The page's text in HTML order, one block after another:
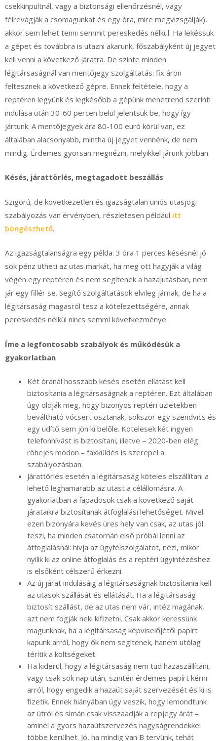
csekkinpultnál, vagy a biztonsági ellenőrzésnél, vagy
félrevágják a csomagunkat és egy óra, mire megvizsgálják),
akkor sem lehet tenni semmit pereskedés nélkül. Ha lekéssük
a gépet és továbbra is utazni akarunk, főszabályként új jegyet
kell venni a következő járatra. De szinte minden
légitársaságnál van mentőjegy szolgáltatás: fix áron
feltesznek a következő gépre. Ennek feltétele, hogy a
reptéren legyünk és legkésőbb a gépünk menetrend szerinti
indulása után 30-60 percen belül jelentsük be, hogy így
jártunk. A mentőjegyek ára 80-100 euró körül van, ez
általában alacsonyabb, mintha új jegyet vennénk, de nem
mindig. Érdemes gyorsan megnézni, melyikkel járunk jobban.
Késés, járattörlés, megtagadott beszállás
Szigorú, de következetlen és igazságtalan uniós utasjogi
szabályozás van érvényben, részletesen például itt
böngészhető.
Az igazságtalanságra egy példa: 3 óra 1 perces késésnél jó
sok pénz ütheti az utas markát, ha meg ott hagyják a világ
végén egy reptéren és nem segítenek a hazajutásban, nem
jár egy fillér se. Segítő szolgáltatások elvileg járnak, de ha a
légitársaság magasról tesz a kötelezettségére, annak
pereskedés nélkül nincs semmi következménye.
Íme a legfontosabb szabályok és működésük a
gyakorlatban
Két óránál hosszabb késés esetén ellátást kell
biztosítania a légitársaságnak a reptéren. Ezt általában
úgy oldják meg, hogy bizonyos reptéri üzletekben
beváltható vócsert osztanak, sokszor egy szendvics és
egy üdítő sem jön ki belőle. Kötelesek két ingyen
telefonhívást is biztosítani, illetve – 2020-ben elég
röhejes módon – faxküldés is szerepel a
szabályozásban.
Járattörlés esetén a légitársaság köteles elszállítani a
lehető leghamarabb az utast a célállomásra. A
gyakorlatban a fapadosok csak a következő saját
járataikra biztosítanak átfoglalási lehetőséget. Mivel
ezen bizonyára kevés üres hely van csak, az utas jól
teszi, ha minden csatornán első próbál lenni az
átfoglalásnál: hívja az ügyfélszolgálatot, nézi, mikor
nyílik ki az online átfoglalás és a reptéri ügyintézéshez
is elsőként célszerű érkezni.
Az új járat indulásáig a légitársaságnak biztosítania kell
az utasok szállását és ellátását. Ha a légitársaság
biztosít szállást, de az utas nem vár, intéz magának,
azt nem fogják neki kifizetni. Csak akkor keressünk
magunknak, ha a légitársaság képviselőjétől papírt
kapunk arról, hogy ők nem segítenek, hanem utólag
térítik a költségeket.
Ha kiderül, hogy a légitársaság nem tud hazaszállítani,
vagy csak sok nap után, szintén érdemes papírt kérni
arról, hogy engedik a hazaút saját szervezését és ki is
fizetik. Ennek hiányában úgy veszik, hogy lemondtunk
az útról és simán csak visszaadják a repjegy árát –
aminél a gyors hazaútszervezés nagyságrendekkel
többe kerülhet. Jó, ha mindig van B tervünk, tehát